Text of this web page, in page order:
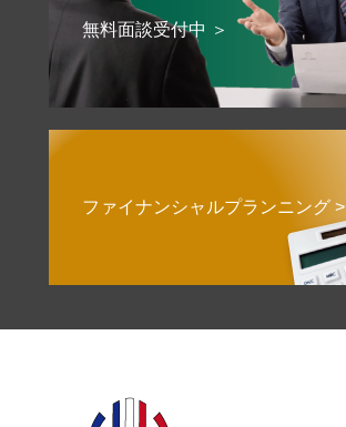
無料面談受付中 ＞
ファイナンシャルプランニング >